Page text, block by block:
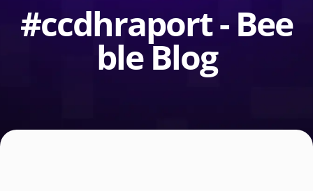
#ccdhraport - Bee
ble Blog